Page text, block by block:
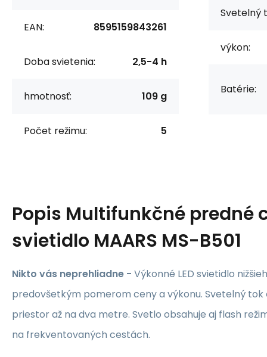
EAN: 8595159843261
Doba svietenia: 2,5-4 h
hmotnosť: 109 g
Počet režimu: 5
Svetelný
výkon:
Batérie:
Popis Multifunkčné predné
svietidlo MAARS MS-B501
Nikto vás neprehliadne - Výkonné LED svietidlo
predovšetkým pomerom ceny a výkonu. Svetelný tok
priestor až na dva metre. Svetlo obsahuje aj flash
na frekventovaných cestách.